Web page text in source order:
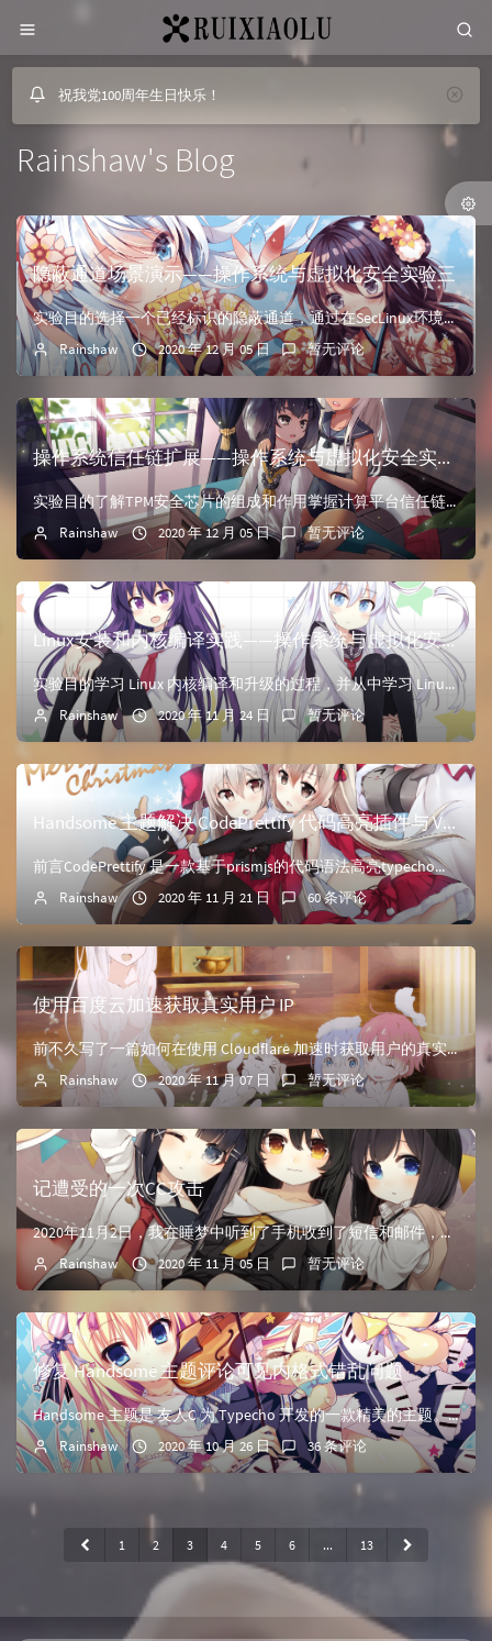
祝我党100周年生日快乐！
Rainshaw's Blog
隐蔽通道场景演示——操作系统与虚拟化安全实验三
实验目的选择一个已经标识的隐蔽通道，通过在SecLinux环境中进行实际编程（Ｃ语言），完成发送程序、接收程序的编写，并进行收发场景的实际效果演示。实验内容构建测试环境，选择同步机制发送和接收程...
Rainshaw 2020 年 12 月 05 日 暂无评论
操作系统信任链扩展——操作系统与虚拟化安全实验二
实验目的了解TPM安全芯片的组成和作用掌握计算平台信任链扩展的原理及作用掌握IMA的工作原理及作用实验内容扩展Linux系统增加IMA功能，使信任链由OS层扩展到用户应用层。运行三类程序，观察I...
Rainshaw 2020 年 12 月 05 日 暂无评论
Linux安装和内核编译实践——操作系统与虚拟化安全实验一
实验目的学习 Linux 内核编译和升级的过程，并从中学习 Linux 内核的组成，掌握排错能力。实验内容安装 Parallels Desktop 并初始化 Linux 虚拟机下载新版本 Lin...
Rainshaw 2020 年 11 月 24 日 暂无评论
Handsome 主题解决 CodePrettify 代码高亮插件与 Vditor 兼容问题
前言CodePrettify 是一款基于prismjs的代码语法高亮typecho插件，支持众多常见的代码语言高亮显示，共提供11种代码高亮风格自由切换，支持显示代码语言类型、行号，以及支持复制...
Rainshaw 2020 年 11 月 21 日 60 条评论
使用百度云加速获取真实用户 IP
前不久写了一篇如何在使用 Cloudflare 加速时获取用户的真实 IP由于本博客域名已经备案，于是我使用的是 Cloudflare 国内合作商——百度云加速，为网站提供加速服务，整体使用感觉...
Rainshaw 2020 年 11 月 07 日 暂无评论
记遭受的一次CC攻击
2020年11月2日，我在睡梦中听到了手机收到了短信和邮件，但我没有太在意，中午十二点睡醒的时候，拿起手机一看，发现是又拍云发的警告，提示我账户已欠费200+软妹币，并告诉我不缴清的话，3天后就...
Rainshaw 2020 年 11 月 05 日 暂无评论
修复 Handsome 主题评论可见内格式错乱问题
Handsome 主题是 友人C 为 Typecho 开发的一款精美的主题。本博客现在使用的就是该主题。Handsome 主题提供了评论可见的功能，如下图：但是经过博主的实际测试，隐藏区域内不能...
Rainshaw 2020 年 10 月 26 日 36 条评论
1 2 3 4 5 6 ... 13